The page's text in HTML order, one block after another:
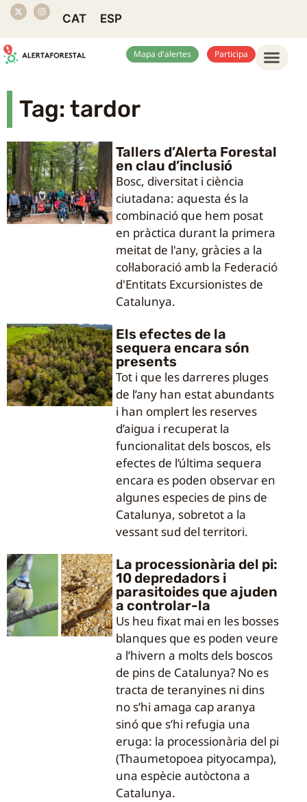
CAT ESP
Mapa d'alertes Participa
Tag: tardor
Tallers d’Alerta Forestal
en clau d’inclusió
Bosc, diversitat i ciència
ciutadana: aquesta és la
combinació que hem posat
en pràctica durant la primera
meitat de l'any, gràcies a la
col·laboració amb la Federació
d'Entitats Excursionistes de
Catalunya.
Els efectes de la
sequera encara són
presents
Tot i que les darreres pluges
de l’any han estat abundants
i han omplert les reserves
d’aigua i recuperat la
funcionalitat dels boscos, els
efectes de l’última sequera
encara es poden observar en
algunes especies de pins de
Catalunya, sobretot a la
vessant sud del territori.
La processionària del pi:
10 depredadors i
parasitoides que ajuden
a controlar-la
Us heu fixat mai en les bosses
blanques que es poden veure
a l’hivern a molts dels boscos
de pins de Catalunya? No es
tracta de teranyines ni dins
no s’hi amaga cap aranya
sinó que s’hi refugia una
eruga: la processionària del pi
(Thaumetopoea pityocampa),
una espècie autòctona a
Catalunya.